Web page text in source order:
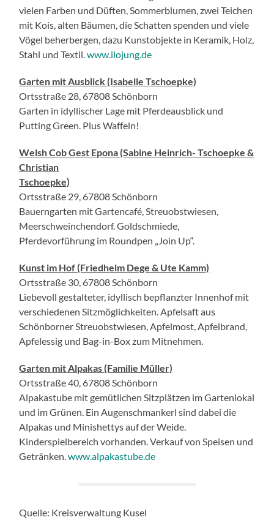
vielen Farben und Düften, Sommerblumen, zwei Teichen
mit Kois, alten Bäumen, die Schatten spenden und viele
Vögel beherbergen, dazu Kunstobjekte in Keramik, Holz,
Stahl und Textil.www.ilojung.de
Garten mit Ausblick (Isabelle Tschoepke)
Ortsstraße 28, 67808 Schönborn
Garten in idyllischer Lage mit Pferdeausblick und
Putting Green. Plus Waffeln!
Welsh Cob Gest Epona (Sabine Heinrich- Tschoepke &
Christian
Tschoepke)
Ortsstraße 29, 67808 Schönborn
Bauerngarten mit Gartencafé, Streuobstwiesen,
Meerschweinchendorf. Goldschmiede,
Pferdevorführung im Roundpen „Join Up“.
Kunst im Hof (Friedhelm Dege & Ute Kamm)
Ortsstraße 30, 67808 Schönborn
Liebevoll gestalteter, idyllisch bepflanzter Innenhof mit
verschiedenen Sitzmöglichkeiten. Apfelsaft aus
Schönborner Streuobstwiesen, Apfelmost, Apfelbrand,
Apfelessig und Bag-in-Box zum Mitnehmen.
Garten mit Alpakas (Familie Müller)
Ortsstraße 40, 67808 Schönborn
Alpakastube mit gemütlichen Sitzplätzen im Gartenlokal
und im Grünen. Ein Augenschmankerl sind dabei die
Alpakas und Minishettys auf der Weide.
Kinderspielbereich vorhanden. Verkauf von Speisen und
Getränken.www.alpakastube.de
Quelle: Kreisverwaltung Kusel